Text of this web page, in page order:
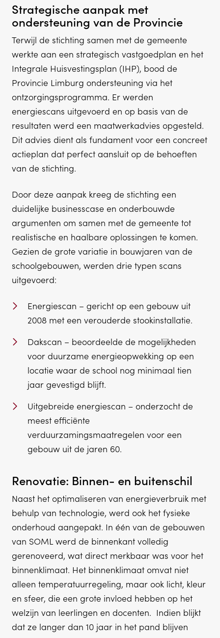
Strategische aanpak met
ondersteuning van de Provincie
Terwijl de stichting samen met de gemeente
werkte aan een strategisch vastgoedplan en het
Integrale Huisvestingsplan (IHP), bood de
Provincie Limburg ondersteuning via het
ontzorgingsprogramma. Er werden
energiescans uitgevoerd en op basis van de
resultaten werd een maatwerkadvies opgesteld.
Dit advies dient als fundament voor een concreet
actieplan dat perfect aansluit op de behoeften
van de stichting.
Door deze aanpak kreeg de stichting een
duidelijke businesscase en onderbouwde
argumenten om samen met de gemeente tot
realistische en haalbare oplossingen te komen.
Gezien de grote variatie in bouwjaren van de
schoolgebouwen, werden drie typen scans
uitgevoerd:
Energiescan – gericht op een gebouw uit
2008 met een verouderde stookinstallatie.
Dakscan – beoordeelde de mogelijkheden
voor duurzame energieopwekking op een
locatie waar de school nog minimaal tien
jaar gevestigd blijft.
Uitgebreide energiescan – onderzocht de
meest efficiënte
verduurzamingsmaatregelen voor een
gebouw uit de jaren 60.
Renovatie: Binnen- en buitenschil
Naast het optimaliseren van energieverbruik met
behulp van technologie, werd ook het fysieke
onderhoud aangepakt. In één van de gebouwen
van SOML werd de binnenkant volledig
gerenoveerd, wat direct merkbaar was voor het
binnenklimaat. Het binnenklimaat omvat niet
alleen temperatuurregeling, maar ook licht, kleur
en sfeer, die een grote invloed hebben op het
welzijn van leerlingen en docenten. Indien blijkt
dat ze langer dan 10 jaar in het pand blijven